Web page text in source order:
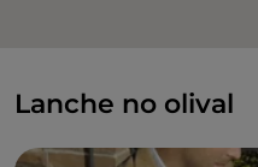
Lanche no olival